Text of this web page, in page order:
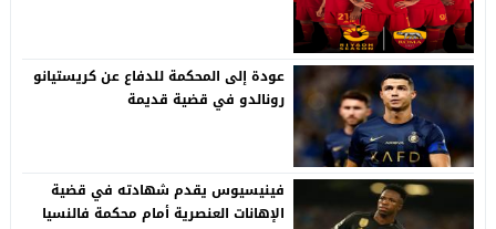
عودة إلى المحكمة للدفاع عن كريستيانو
رونالدو في قضية قديمة
فينيسيوس يقدم شهادته في قضية
الإهانات العنصرية أمام محكمة فالنسيا